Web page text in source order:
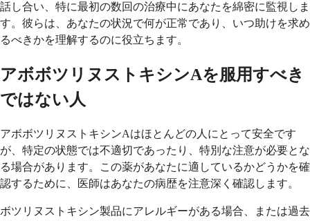
話し合い、特に最初の数回の治療中にあなたを綿密に監視しま
す。彼らは、あなたの状況で何が正常であり、いつ助けを求め
るべきかを理解するのに役立ちます。
アボボツリヌストキシンAを服用すべき
ではない人
アボボツリヌストキシンAはほとんどの人にとって安全です
が、特定の状態では不適切であったり、特別な注意が必要とな
る場合があります。この薬があなたに適しているかどうかを確
認するために、医師はあなたの病歴を注意深く確認します。
ボツリヌストキシン製品にアレルギーがある場合、または過去